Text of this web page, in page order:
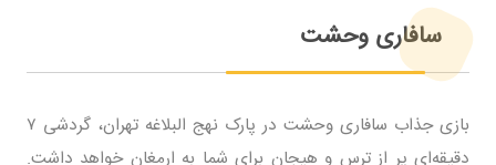
سافاری وحشت
بازی جذاب سافاری وحشت در پارک نهج البلاغه تهران، گردشی ۷
دقیقه‌ای پر از ترس و هیجان برای شما به ارمغان خواهد داشت.